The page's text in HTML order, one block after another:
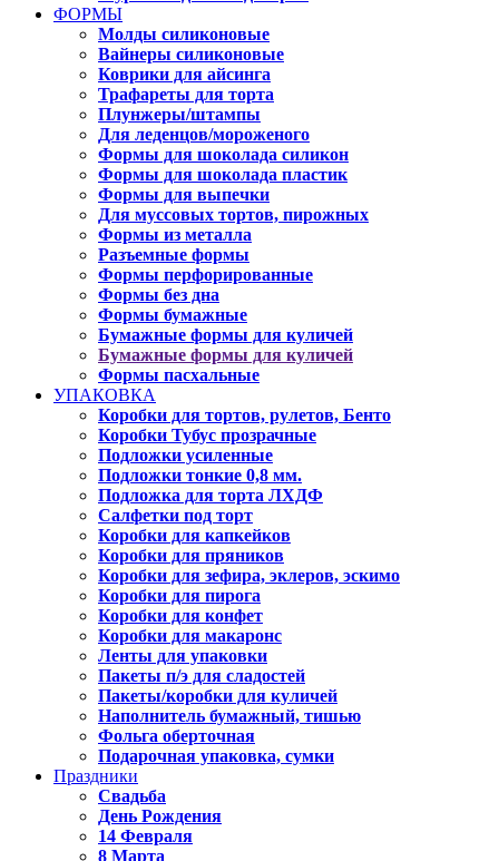
ФОРМЫ
Молды силиконовые
Вайнеры силиконовые
Коврики для айсинга
Трафареты для торта
Плунжеры/штампы
Для леденцов/мороженого
Формы для шоколада силикон
Формы для шоколада пластик
Формы для выпечки
Для муссовых тортов, пирожных
Формы из металла
Разъемные формы
Формы перфорированные
Формы без дна
Формы бумажные
Бумажные формы для куличей
Бумажные формы для куличей
Формы пасхальные
УПАКОВКА
Коробки для тортов, рулетов, Бенто
Коробки Тубус прозрачные
Подложки усиленные
Подложки тонкие 0,8 мм.
Подложка для торта ЛХДФ
Салфетки под торт
Коробки для капкейков
Коробки для пряников
Коробки для зефира, эклеров, эскимо
Коробки для пирога
Коробки для конфет
Коробки для макаронс
Ленты для упаковки
Пакеты п/э для сладостей
Пакеты/коробки для куличей
Наполнитель бумажный, тишью
Фольга оберточная
Подарочная упаковка, сумки
Праздники
Свадьба
День Рождения
14 Февраля
8 Марта